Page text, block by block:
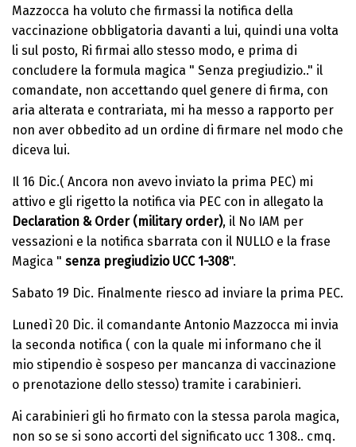
Mazzocca ha voluto che firmassi la notifica della
vaccinazione obbligatoria davanti a lui, quindi una volta
li sul posto, Ri firmai allo stesso modo, e prima di
concludere la formula magica " Senza pregiudizio.." il
comandate, non accettando quel genere di firma, con
aria alterata e contrariata, mi ha messo a rapporto per
non aver obbedito ad un ordine di firmare nel modo che
diceva lui.
Il 16 Dic.( Ancora non avevo inviato la prima PEC) mi
attivo e gli rigetto la notifica via PEC con in allegato la
Declaration & Order (military order), il No IAM per
vessazioni e la notifica sbarrata con il NULLO e la frase
Magica " senza pregiudizio UCC 1-308".
Sabato 19 Dic. Finalmente riesco ad inviare la prima PEC.
Lunedì 20 Dic. il comandante Antonio Mazzocca mi invia
la seconda notifica ( con la quale mi informano che il
mio stipendio è sospeso per mancanza di vaccinazione
o prenotazione dello stesso) tramite i carabinieri.
Ai carabinieri gli ho firmato con la stessa parola magica,
non so se si sono accorti del significato ucc 1 308.. cmq.